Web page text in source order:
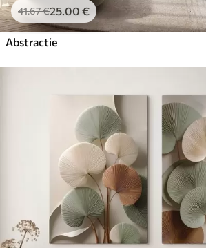
41.67€25.00 €
Abstractie